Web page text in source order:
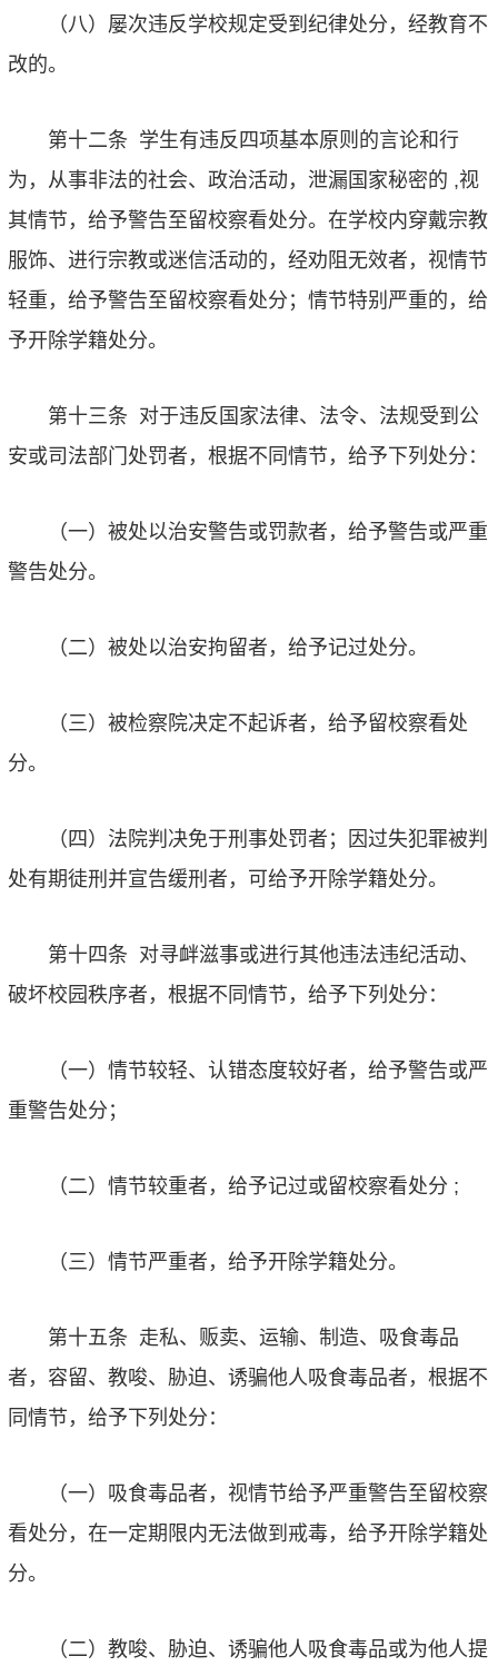
（八）屡次违反学校规定受到纪律处分，经教育不
改的。
第十二条 学生有违反四项基本原则的言论和行
为，从事非法的社会、政治活动，泄漏国家秘密的 ,视
其情节，给予警告至留校察看处分。在学校内穿戴宗教
服饰、进行宗教或迷信活动的，经劝阻无效者，视情节
轻重，给予警告至留校察看处分；情节特别严重的，给
予开除学籍处分。
第十三条 对于违反国家法律、法令、法规受到公
安或司法部门处罚者，根据不同情节，给予下列处分：
（一）被处以治安警告或罚款者，给予警告或严重
警告处分。
（二）被处以治安拘留者，给予记过处分。
（三）被检察院决定不起诉者，给予留校察看处
分。
（四）法院判决免于刑事处罚者；因过失犯罪被判
处有期徒刑并宣告缓刑者，可给予开除学籍处分。
第十四条 对寻衅滋事或进行其他违法违纪活动、
破坏校园秩序者，根据不同情节，给予下列处分：
（一）情节较轻、认错态度较好者，给予警告或严
重警告处分；
（二）情节较重者，给予记过或留校察看处分 ;
（三）情节严重者，给予开除学籍处分。
第十五条 走私、贩卖、运输、制造、吸食毒品
者，容留、教唆、胁迫、诱骗他人吸食毒品者，根据不
同情节，给予下列处分：
（一）吸食毒品者，视情节给予严重警告至留校察
看处分，在一定期限内无法做到戒毒，给予开除学籍处
分。
（二）教唆、胁迫、诱骗他人吸食毒品或为他人提